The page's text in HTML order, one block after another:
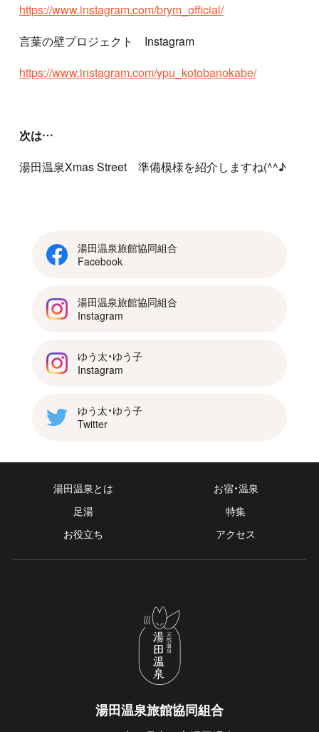
https://www.instagram.com/brym_official/
言葉の壁プロジェクト Instagram
https://www.instagram.com/ypu_kotobanokabe/
次は…
湯田温泉Xmas Street 準備模様を紹介しますね(^^♪
湯田温泉旅館協同組合
Facebook
湯田温泉旅館協同組合
Instagram
ゆう太・ゆう子
Instagram
ゆう太・ゆう子
Twitter
湯田温泉とは
お宿・温泉
足湯
特集
お役立ち
アクセス
湯田温泉旅館協同組合